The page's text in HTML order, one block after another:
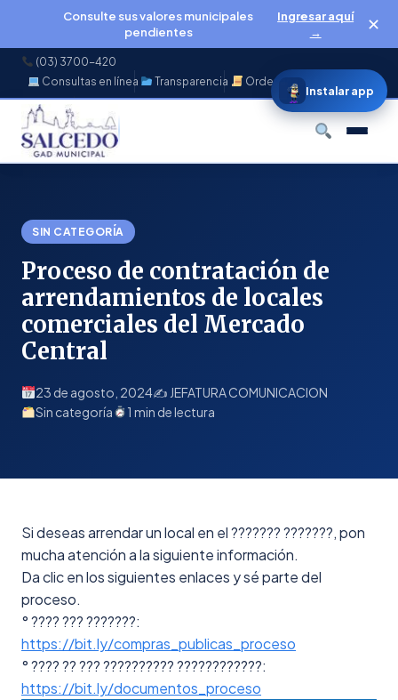
Consulte sus valores municipales
pendientes
Ingresar aquí
→
✕
(03) 3700-420
Consultas en línea
Transparencia Ordenanzas
SIN CATEGORÍA
Proceso de contratación de
arrendamientos de locales
comerciales del Mercado
Central
23 de agosto, 2024✍️ JEFATURA COMUNICACION
Sin categoría
1 min de lectura
Si deseas arrendar un local en el ??????? ???????, pon
mucha atención a la siguiente información.
Da clic en los siguientes enlaces y sé parte del
proceso.
°???? ??? ???????:
https://bit.ly/compras_publicas_proceso
° ???? ?? ??? ?????????? ????????????:
https://bit.ly/documentos_proceso
Instalar app